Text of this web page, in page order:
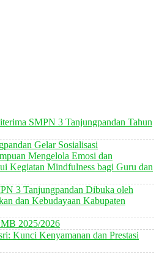
SMPN 3 Tanjungpandan Tahun
Gelar Sosialisasi
Mengelola Emosi dan
Kegiatan Mindfulness bagi Guru dan
3 Tanjungpandan Dibuka oleh
dan Kebudayaan Kabupaten
2025/2026
Kunci Kenyamanan dan Prestasi